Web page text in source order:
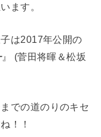
ます。
は2017年公開の
』 (菅田将暉＆松坂
での道のりのキセ
！！